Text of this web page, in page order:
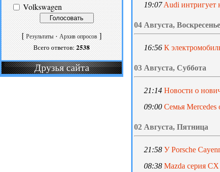
Volkswagen
[Результаты·Архив опросов]
Всего ответов:2538
Друзья сайта
19:07 Audi интригует
04 Августа, Воскресенье
16:56 К
03 Августа, Суббота
21:14 Новости о
09:00 Семья Mercedes
02 Августа, Пятница
21:58 У Porsche
08:38 Mazda серия